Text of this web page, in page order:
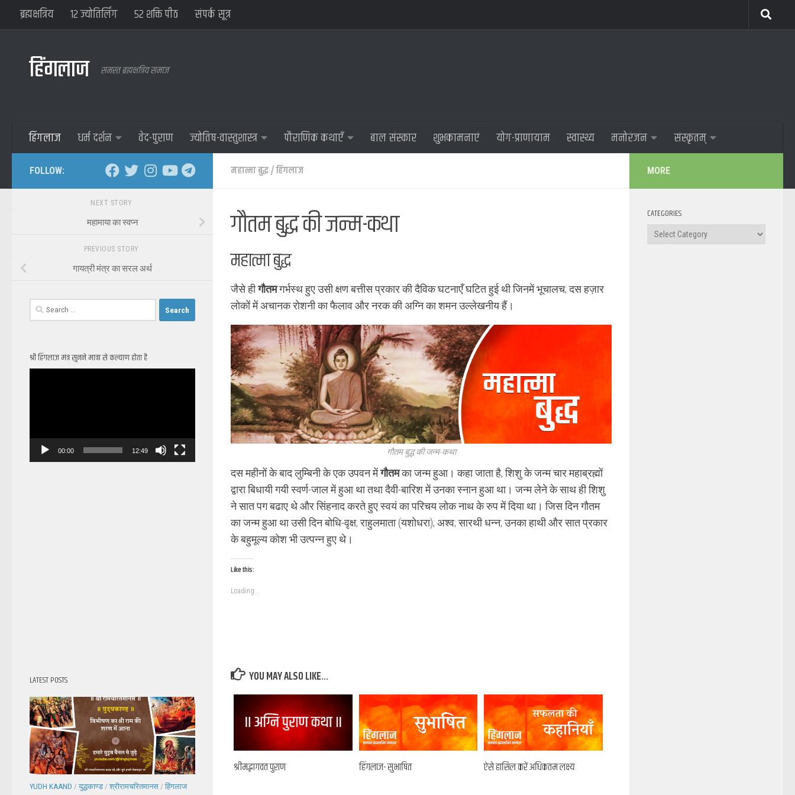
ब्रह्मक्षत्रिय १२ ज्योतिर्लिंग ५२ शक्ति पीठ संपर्क सूत्र
हिंगलाज समस्त ब्रह्मक्षत्रिय समाज
हिंगलाज धर्म दर्शन वेद-पुराण ज्योतिष-वास्तुशास्त्र पौराणिक कथाएँ बाल संस्कार शुभकामनाएं योग-प्राणायाम स्वास्थ्य मनोरंजन संस्कृतम्
महात्मा बुद्ध/हिंगलाज
गौतम बुद्ध की जन्म-कथा
महात्मा बुद्ध
जैसे हीगौतमगर्भस्थ हुए उसी क्षण बत्तीस प्रकार की दैविक घटनाएँ घटित हुई थी जिनमें भूचालच; दस हज़ार
लोकों में अचानक रोशनी का फैलाव और नरक की अग्नि का शमन उल्लेखनीय हैं।
गौतम बुद्ध की जन्म-कथा
दस महीनों के बाद लुम्बिनी के एक उपवन मेंगौतमका जन्म हुआ। कहा जाता है, शिशु के जन्म चार महाब्रह्मों
द्वारा बिधायी गयी स्वर्ण-जाल में हुआ था तथा दैवी-बारिश में उनका स्नान हुआ था। जन्म लेने के साथ ही शिशु
ने सात पग बढाए थे और सिंहनाद करते हुए स्वयं का परिचय लोक नाथ के रुप में दिया था। जिस दिन गौतम
का जन्म हुआ था उसी दिन बोधि-वृक्ष; राहुलमाता (यशोधरा); अश्व; सारथी धन्न; उनका हाथी और सात प्रकार
के बहुमूल्य कोश भी उत्पन्न हुए थे।
Like this:
Loading...
YOU MAY ALSO LIKE...
श्रीमद्भागवत पुराण हिंगलाज- सुभाषित ऐसे हासिल करें अधिकतम लक्ष्य
FOLLOW:
NEXT STORY
महामाया का स्वप्न
PREVIOUS STORY
गायत्री मंत्र का सरल अर्थ
Search
for:
श्री हिंगलाज मंत्र सुनने मात्रा से कल्याण होता है
00:00 12:49
LATEST POSTS
YUDH KAAND / युद्धकाण्ड / श्रीरामचरितमानस / हिंगलाज
MORE
CATEGORIES
Categories